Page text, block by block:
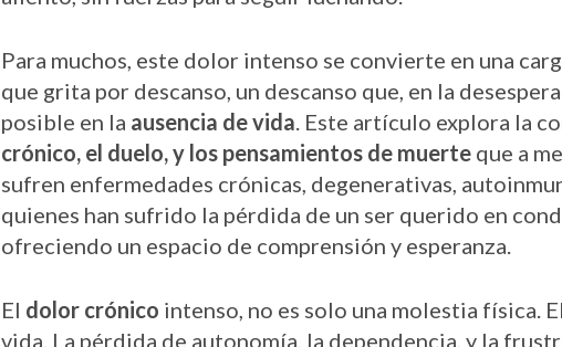
Para muchos, este dolor intenso se convierte en una
que grita por descanso, un descanso que, en la
posible en la ausencia de vida . Este artículo explora la
crónico, el duelo, y los pensamientos de muerte que a
sufren enfermedades crónicas, degenerativas,
quienes han sufrido la pérdida de un ser querido en
ofreciendo un espacio de comprensión y esperanza.
El dolor crónico intenso, no es solo una molestia física.
vida. La pérdida de autonomía, la dependencia, y la